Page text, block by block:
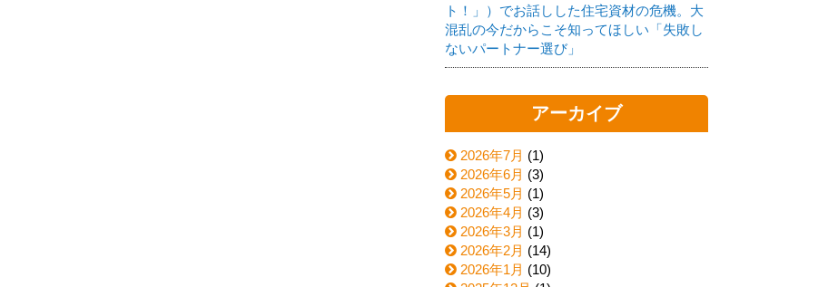
ト！」）でお話しした住宅資材の危機。大
混乱の今だからこそ知ってほしい「失敗し
ないパートナー選び」
アーカイブ
2026年7月 (1)
2026年6月 (3)
2026年5月 (1)
2026年4月 (3)
2026年3月 (1)
2026年2月 (14)
2026年1月 (10)